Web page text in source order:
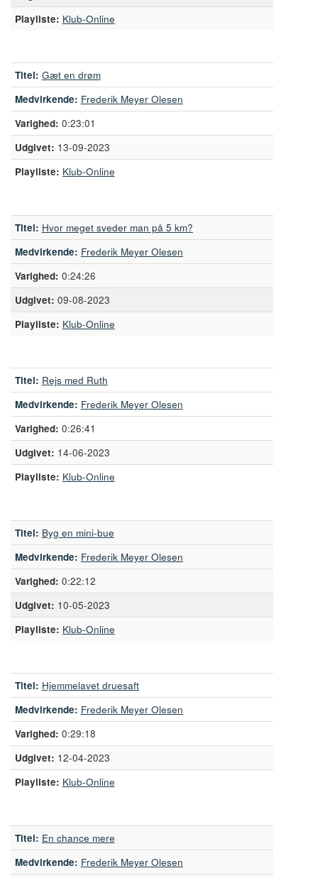
Playliste: Klub-Online
Titel: Gæt en drøm
Medvirkende: Frederik Meyer Olesen
0:23:01
13-09-2023
Playliste: Klub-Online
Titel: Hvor meget sveder man på 5 km?
Medvirkende: Frederik Meyer Olesen
0:24:26
09-08-2023
Playliste: Klub-Online
Titel: Rejs med Ruth
Medvirkende: Frederik Meyer Olesen
0:26:41
14-06-2023
Playliste: Klub-Online
Titel: Byg en mini-bue
Medvirkende: Frederik Meyer Olesen
0:22:12
10-05-2023
Playliste: Klub-Online
Titel: Hjemmelavet druesaft
Medvirkende: Frederik Meyer Olesen
0:29:18
12-04-2023
Playliste: Klub-Online
Titel: En chance mere
Medvirkende: Frederik Meyer Olesen